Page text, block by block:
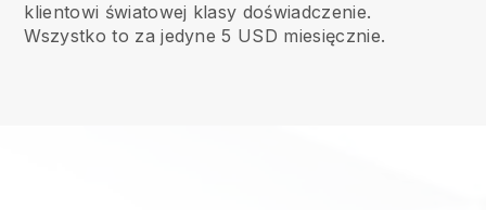
klientowi światowej klasy doświadczenie.
Wszystko to za jedyne 5 USD miesięcznie.